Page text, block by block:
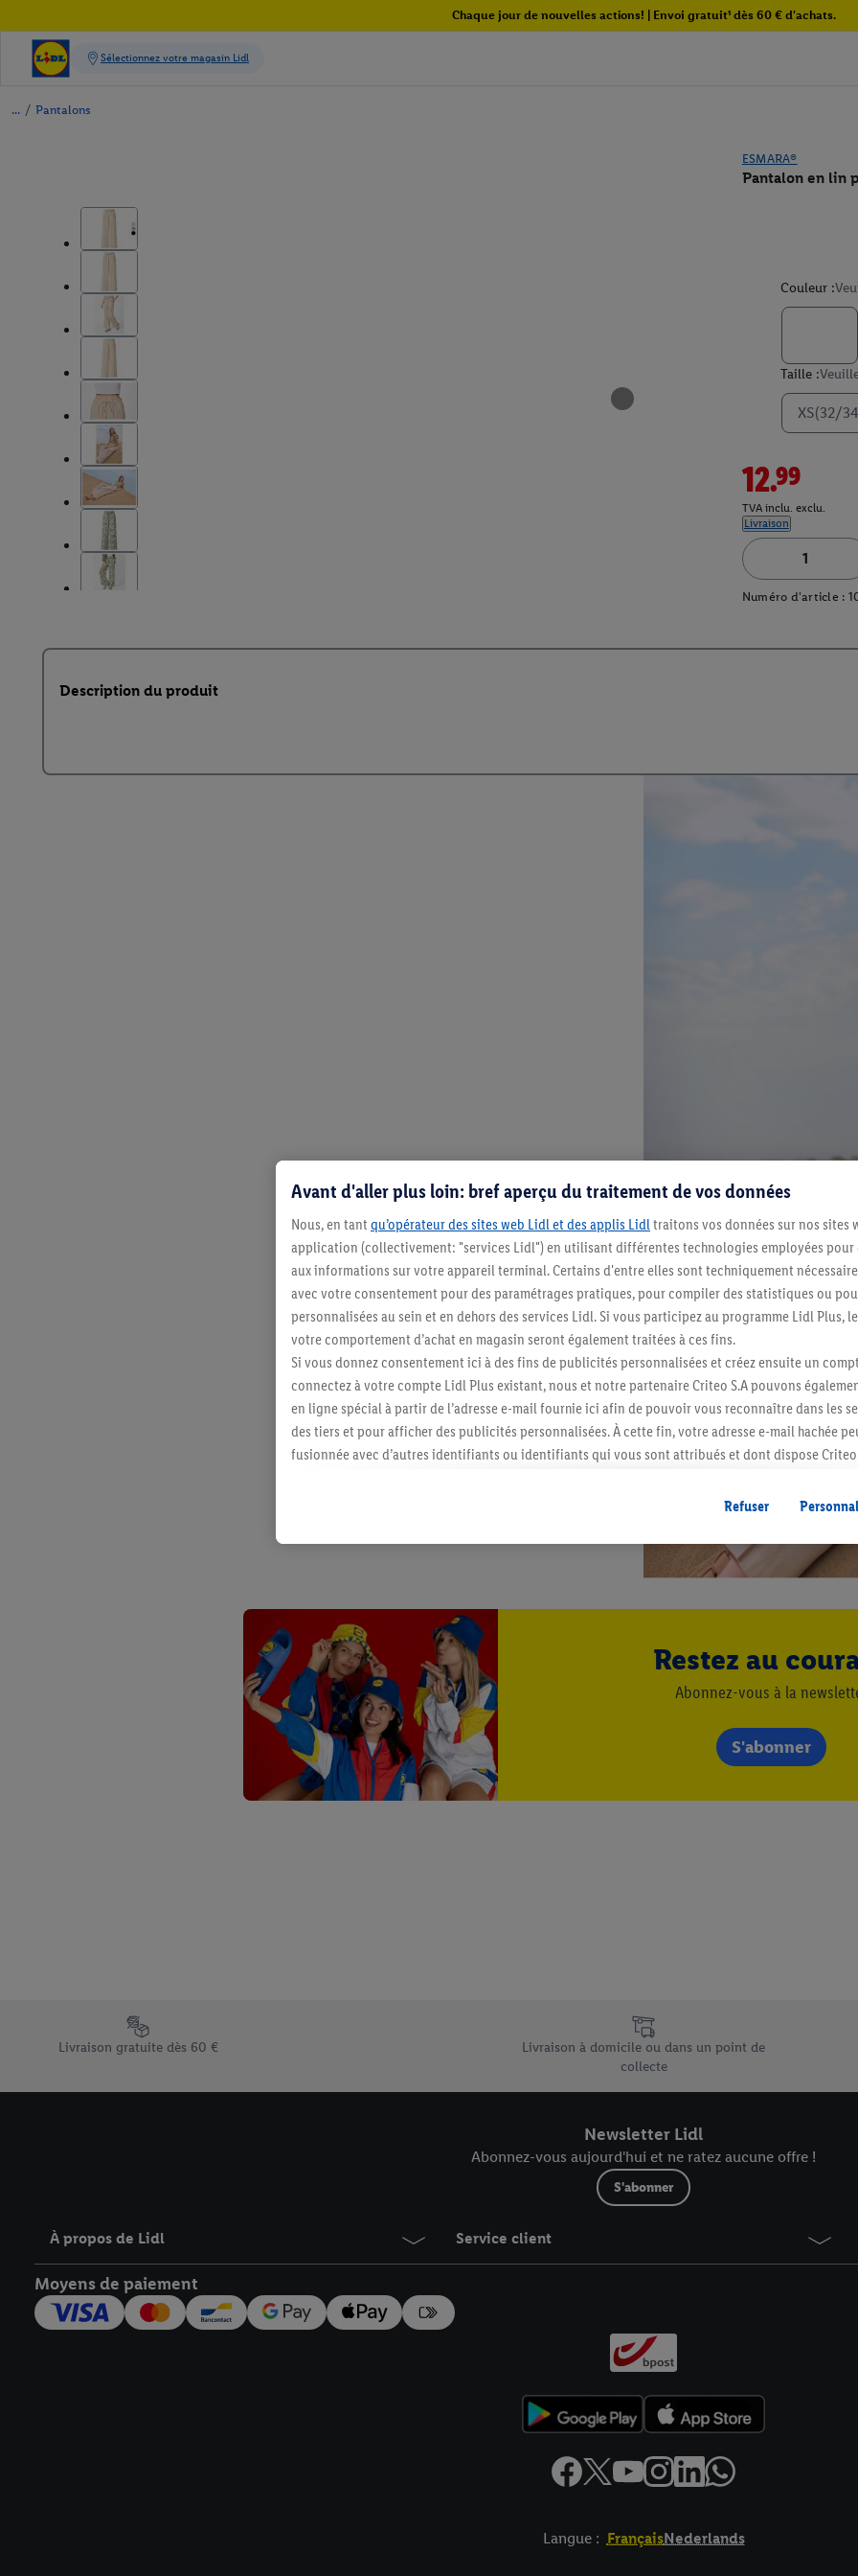
Chaque jour de nouvelles actions! | Envoi gratuit¹ dès 60 € d'achats.
/ Pantalons
ESMARA®
Pantalon en lin
Couleur :
Taille :
XS(32/
12.99
TVA inclu. exclu.
Livraison
Numéro d'article :
Description du produit
Restez au
Abonnez-vous à la
S'abonner
Élément du pied de page avec les différents arguments de vente uniques de Lidl.be
Livraison gratuite dès 60 €
Livraison à domicile ou dans un point de
collecte
Newsletter Lidl
Abonnez-vous aujourd'hui et ne ratez aucune offre !
S'abonner
À propos de Lidl Service client
Moyens de paiement
Langue : FrançaisNederlands
Avant d'aller plus loin: bref aperçu du traitement de vos données
Nous, en tant qu’opérateur des sites web Lidl et des applis Lidltraitons vos données sur nos sites
application (collectivement: "services Lidl") en utilisant différentes technologies employées pour
aux informations sur votre appareil terminal. Certains d'entre elles sont techniquement
avec votre consentement pour des paramétrages pratiques, pour compiler des statistiques ou
personnalisées au sein et en dehors des services Lidl. Si vous participez au programme Lidl Plus,
votre comportement d’achat en magasin seront également traitées à ces fins.
Si vous donnez consentement ici à des fins de publicités personnalisées et créez ensuite un
connectez à votre compte Lidl Plus existant, nous et notre partenaire Criteo S.A pouvons
en ligne spécial à partir de l’adresse e-mail fournie ici afin de pouvoir vous reconnaître dans les
des tiers et pour afficher des publicités personnalisées. À cette fin, votre adresse e-mail hachée
fusionnée avec d’autres identifiants ou identifiants qui vous sont attribués et dont dispose Criteo
vous avez montré de l’intérêt (par exemple en plaçant le produit dans un panier d’un webshop
l’achat) peuvent également être affichées sur plusieurs apppareils et plusieurs services de Lidl si
plusieurs services de Lidl peuvent vous être attribués en utilisant votre adresse e-mail hachée et,
traitement des données.
En cliquant sur « Refuser », vous pouvez autoriser uniquement l’utilisation des technologies
« Accepter », vous autorisez tous les traitements pour toutes les finalités susmentionnées. Vous
informations sur la durée de conservation des données et votre droit de révoquer votre
avec effet pour l’avenir dans notredéclaration relative à la protection des données
Refuser